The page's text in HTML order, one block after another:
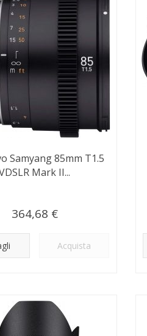
Samyang 85mm T1.5
Mark II...
364,68 €
Acquista